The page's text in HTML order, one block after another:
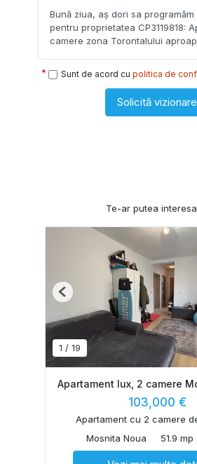
Sunt de acord cu politica de
Solicită vizionare
Te-ar putea
1 / 19
Previous
Apartament lux, 2 camere
103,000 €
Apartament cu 2 camere
Mosnita Noua
51.9 mp